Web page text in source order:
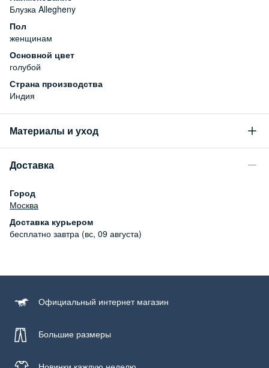
Блузка Allegheny
Пол
женщинам
Основной цвет
голубой
Страна производства
Индия
Материалы и уход
97% хлопок, 3% эластан
Бережная стирка при температуре не более 30С, химчистка
запрещена, отбеливание запрещено, машинная сушка
запрещена
Доставка
Город
Москва
Доставка курьером
бесплатно завтра (вс, 09 августа)
Официальный интернет магазин
Большие размеры